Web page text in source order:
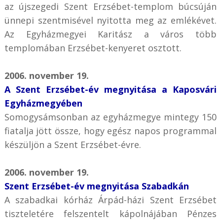
az újszegedi Szent Erzsébet-templom búcsúján
ünnepi szentmisével nyitotta meg az emlékévet.
Az Egyházmegyei Karitász a város több
templomában Erzsébet-kenyeret osztott.
2006. november 19.
A Szent Erzsébet-év megnyitása a Kaposvári
Egyházmegyében
Somogysámsonban az egyházmegye mintegy 150
fiatalja jött össze, hogy egész napos programmal
készüljön a Szent Erzsébet-évre.
2006. november 19.
Szent Erzsébet-év megnyitása Szabadkán
A szabadkai kórház Árpád-házi Szent Erzsébet
tiszteletére felszentelt kápolnájában Pénzes